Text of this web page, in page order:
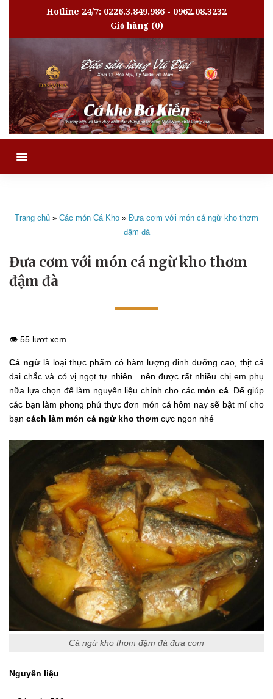
Hotline 24/7: 0226.3.849.986 - 0962.08.3232
Giỏ hàng(0)
MENU
Trang chủ » Các món Cá Kho » Đưa cơm với món cá ngừ kho thơm
đậm đà
Đưa cơm với món cá ngừ kho thơm
đậm đà
👁️ 55 lượt xem
Cá ngừlà loại thực phẩm có hàm lượng dinh dưỡng cao, thịt cá
dai chắc và có vị ngọt tự nhiên…nên được rất nhiều chị em phụ
nữa lựa chọn để làm nguyên liệu chính cho cácmón cá. Để giúp
các bạn làm phong phú thực đơn món cá hôm nay sẽ bật mí cho
bạn cách làm món cá ngừ kho thơm cực ngon nhé
Cá ngừ kho thơm đậm đà đưa cơm
Nguyên liệu